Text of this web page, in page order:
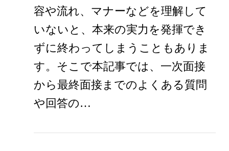
容や流れ、マナーなどを理解して
いないと、本来の実力を発揮でき
ずに終わってしまうこともありま
す。そこで本記事では、一次面接
から最終面接までのよくある質問
や回答の…